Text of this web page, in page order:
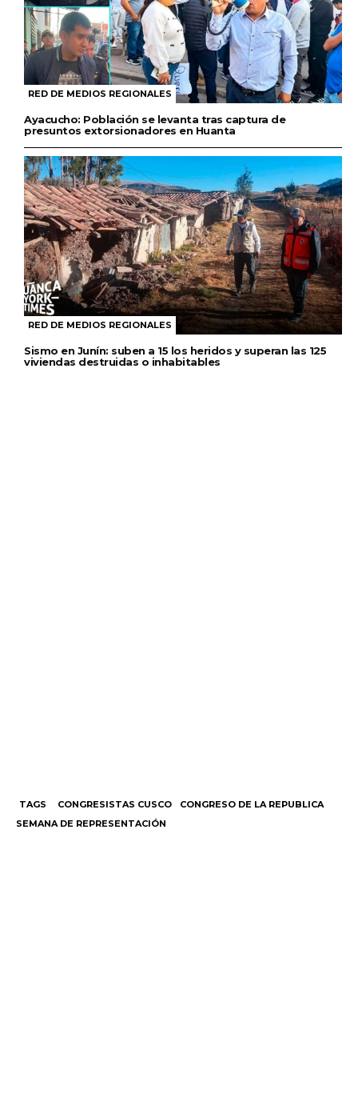
RED DE MEDIOS REGIONALES
Ayacucho: Población se levanta tras captura de
presuntos extorsionadores en Huanta
RED DE MEDIOS REGIONALES
Sismo en Junín: suben a 15 los heridos y superan las 125
viviendas destruidas o inhabitables
TAGS CONGRESISTAS CUSCO
CONGRESO DE LA REPUBLICA
SEMANA DE REPRESENTACIÓN